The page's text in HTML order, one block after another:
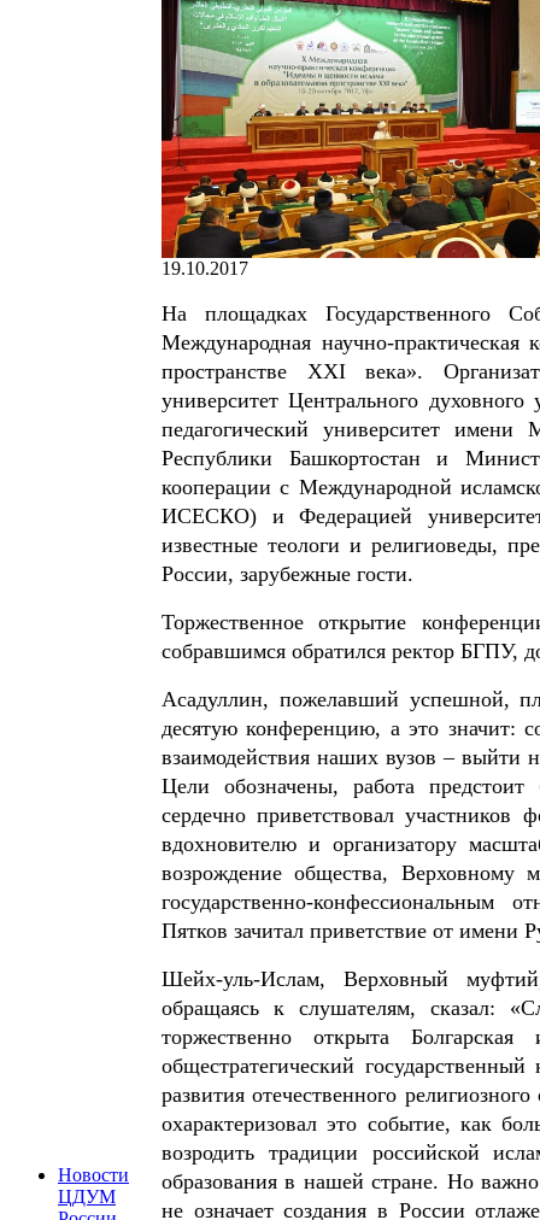
Новости
ЦДУМ
19.10.2017
На площадках Государственного
Международная научно-
пространстве XXI века».
университет Центрального
педагогический университет
Республики Башкортостан и
кооперации с Международной
ИСЕСКО) и Федерацией
известные теологи и религиоведы,
России, зарубежные гости.
Торжественное открытие
собравшимся обратился ректор БГПУ,
Асадуллин, пожелавший успешной,
десятую конференцию, а это значит:
взаимодействия наших вузов – выйти
Цели обозначены, работа
сердечно приветствовал
вдохновителю и организатору
возрождение общества, Верховному
государственно-конфессиональным
Пятков зачитал приветствие от имени
Шейх-уль-Ислам, Верховный
обращаясь к слушателям, сказал:
торжественно открыта
общестратегический
развития отечественного
охарактеризовал это событие, как
возродить традиции российской
образования в нашей стране. Но
не означает создания в России